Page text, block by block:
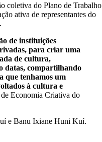
coletiva do Plano de Trabalho
ativa de representantes do
de instituições
para criar uma
de cultura,
datas, compartilhando
que tenhamos um
à cultura e
de Economia Criativa do
e Banu Ixiane Huni Kuí.